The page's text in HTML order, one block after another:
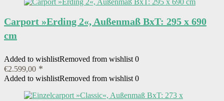
Carport »Erding 2«, Außenmaß BxT: 295 x 690
cm
Added to wishlistRemoved from wishlist 0
€2.599,00
Added to wishlistRemoved from wishlist 0